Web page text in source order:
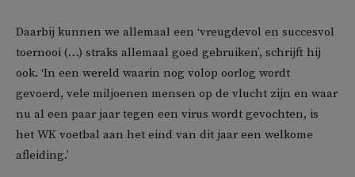
Daarbij kunnen we allemaal een ‘vreugdevol en succesvol
toernooi (…) straks allemaal goed gebruiken’, schrijft hij
ook. ‘In een wereld waarin nog volop oorlog wordt
gevoerd, vele miljoenen mensen op de vlucht zijn en waar
nu al een paar jaar tegen een virus wordt gevochten, is
het WK voetbal aan het eind van dit jaar een welkome
afleiding.’